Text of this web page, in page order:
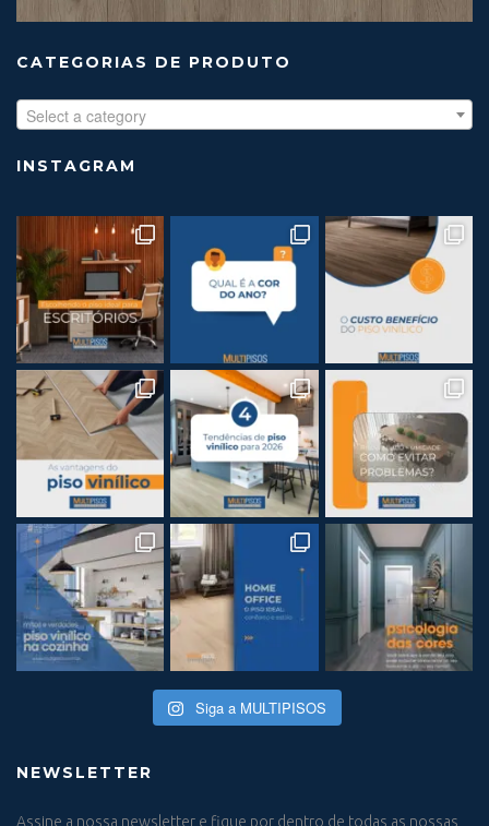
CATEGORIAS DE PRODUTO
Select a category
INSTAGRAM
Siga a MULTIPISOS
NEWSLETTER
Assine a nossa newsletter e fique por dentro de todas as nossas